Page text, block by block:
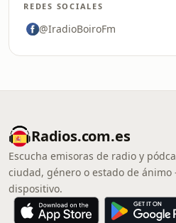
REDES SOCIALES
@IradioBoiroFm
Radios.com.es
Escucha emisoras de radio y
ciudad, género o estado de
dispositivo.